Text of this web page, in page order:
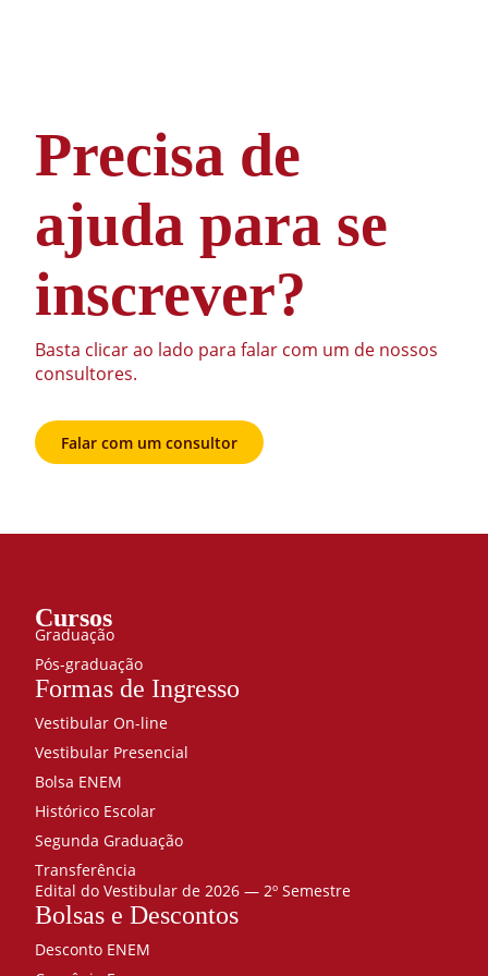
Precisa de
ajuda para se
inscrever?
Basta clicar ao lado para falar com um de nossos
consultores.
Falar com um consultor
Cursos
Graduação
Pós-graduação
Formas de Ingresso
Vestibular On-line
Vestibular Presencial
Bolsa ENEM
Histórico Escolar
Segunda Graduação
Transferência
Edital do Vestibular de 2026 — 2º Semestre
Bolsas e Descontos
Desconto ENEM